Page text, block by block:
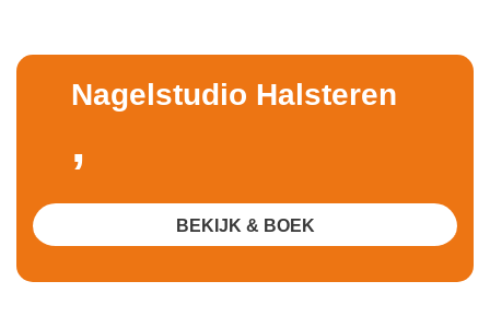
Nagelstudio Halsteren
,
BEKIJK & BOEK